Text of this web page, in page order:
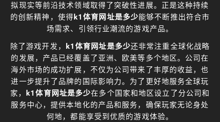
拟现实等前沿技术领域取得了突破性进展。正是这种持续
的创新精神，使得 k1体育网址是多少能够不断推出符合市
场需求、引领行业潮流的游戏产品。
除了游戏开发，
k1体育网址是多少还非常注重全球化战略
的发展，产品已经覆盖了亚洲、欧美等多个地区。公司在
海外市场的成功扩展，不仅为公司带来了丰厚的收益，也
进一步提升了品牌的国际影响力。为了更好地服务全球玩
家，
k1体育网址是多少在多个国家和地区设立了分公司和
服务中心，提供本地化的产品和服务，确保玩家无论身处
何地，都能享受到优质的游戏体验。